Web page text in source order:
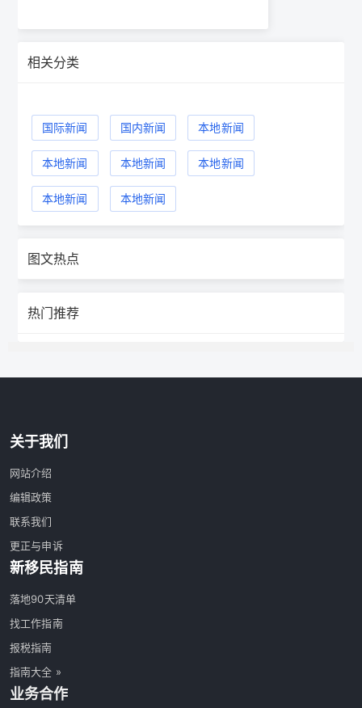
相关分类
国际新闻 国内新闻 本地新闻
本地新闻 本地新闻 本地新闻
本地新闻 本地新闻
图文热点
热门推荐
关于我们
网站介绍
编辑政策
联系我们
更正与申诉
新移民指南
落地90天清单
找工作指南
报税指南
指南大全 »
业务合作